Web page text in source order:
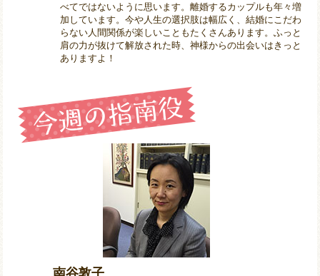
べてではないように思います。離婚するカップルも年々増
加しています。今や人生の選択肢は幅広く、結婚にこだわ
らない人間関係が楽しいこともたくさんあります。ふっと
肩の力が抜けて解放された時、神様からの出会いはきっと
ありますよ！
南谷敦子